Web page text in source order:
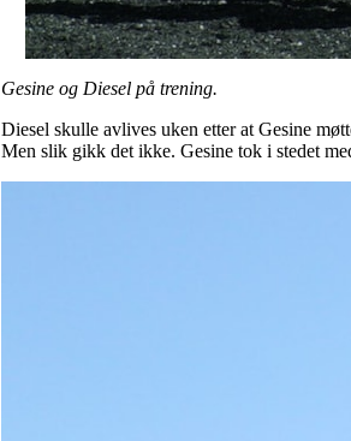
Gesine og Diesel på trening.
Diesel skulle avlives uken etter at Gesine
Men slik gikk det ikke. Gesine tok i stedet